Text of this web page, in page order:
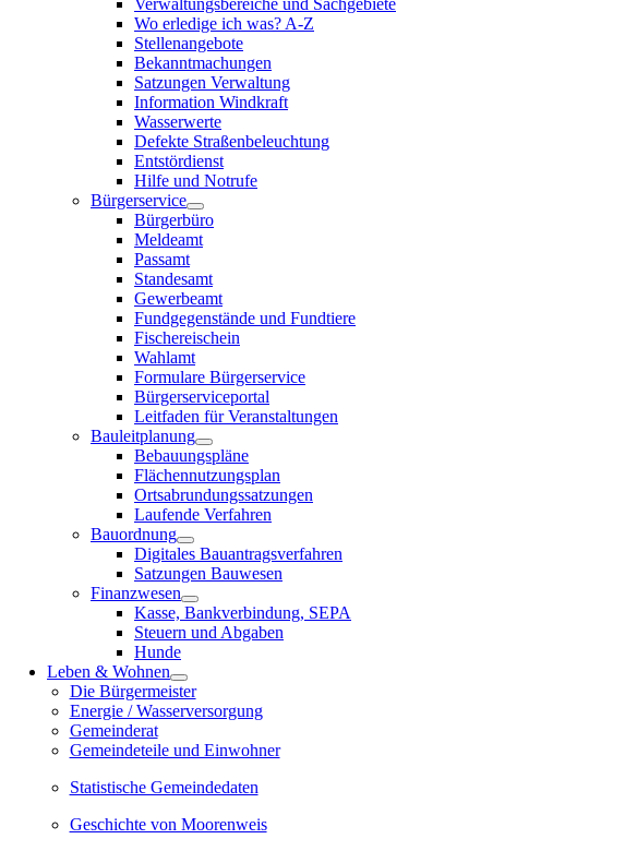
Verwaltungsbereiche und Sachgebiete
Wo erledige ich was? A-Z
Stellenangebote
Bekanntmachungen
Satzungen Verwaltung
Information Windkraft
Wasserwerte
Defekte Straßenbeleuchtung
Entstördienst
Hilfe und Notrufe
Bürgerservice
Bürgerbüro
Meldeamt
Passamt
Standesamt
Gewerbeamt
Fundgegenstände und Fundtiere
Fischereischein
Wahlamt
Formulare Bürgerservice
Bürgerserviceportal
Leitfaden für Veranstaltungen
Bauleitplanung
Bebauungspläne
Flächennutzungsplan
Ortsabrundungssatzungen
Laufende Verfahren
Bauordnung
Digitales Bauantragsverfahren
Satzungen Bauwesen
Finanzwesen
Kasse, Bankverbindung, SEPA
Steuern und Abgaben
Hunde
Leben & Wohnen
Die Bürgermeister
Energie / Wasserversorgung
Gemeinderat
Gemeindeteile und Einwohner
Statistische Gemeindedaten
Geschichte von Moorenweis